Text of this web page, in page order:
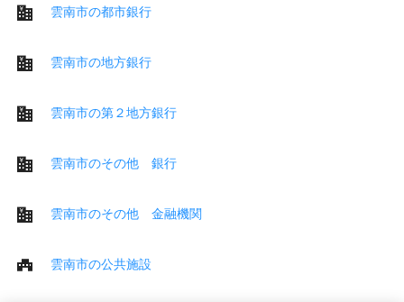
雲南市の都市銀行
雲南市の地方銀行
雲南市の第２地方銀行
雲南市のその他 銀行
雲南市のその他 金融機関
雲南市の公共施設